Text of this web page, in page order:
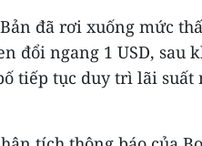
đã rơi xuống mức
đổi ngang 1 USD, sau
tiếp tục duy trì lãi